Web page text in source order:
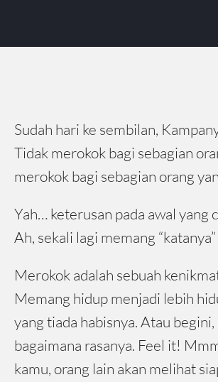
Sudah hari ke sembilan,
Tidak merokok bagi sebagian
merokok bagi sebagian orang
Yah… keterusan pada awal yang
Ah, sekali lagi memang
Merokok adalah sebuah
Memang hidup menjadi lebih
yang tiada habisnya. Atau
bagaimana rasanya. Feel it!
kamu, orang lain akan melihat